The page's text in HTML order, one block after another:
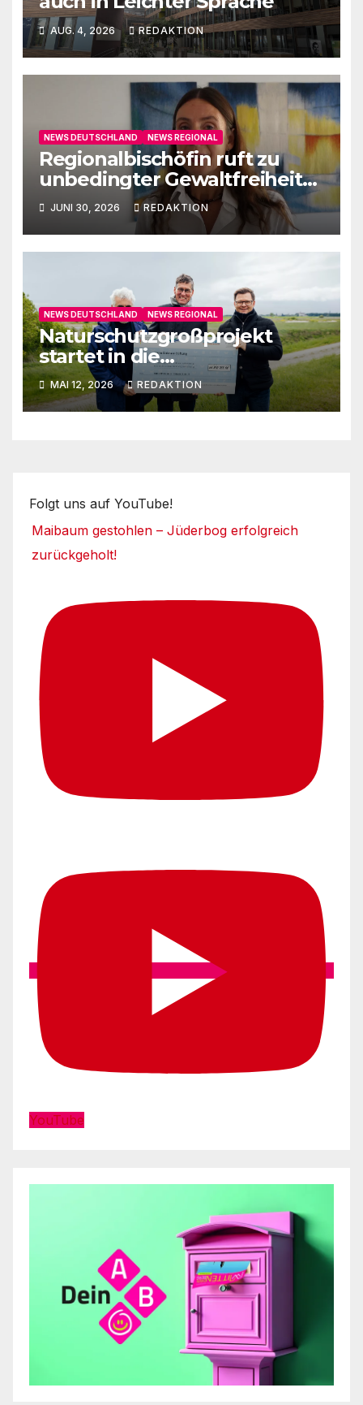
AUG. 4, 2026 REDAKTION
NEWS DEUTSCHLAND NEWS REGIONAL
Regionalbischöfin ruft zu
unbedingter Gewaltfreiheit
auf
JUNI 30, 2026 REDAKTION
NEWS DEUTSCHLAND NEWS REGIONAL
Naturschutzgroßprojekt
startet in die
Umsetzungsphase
MAI 12, 2026 REDAKTION
Folgt uns auf YouTube!
Maibaum gestohlen – Jüderbog erfolgreich
zurückgeholt!
YouTube